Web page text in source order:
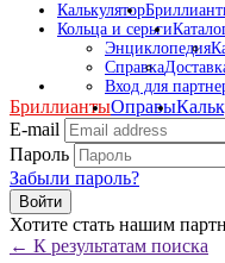
Калькулятор
Кольца и серьги
Энциклопедия
Справка
Вход для
БриллиантыОправы
E-mail
Пароль
Забыли пароль?
Войти
Хотите стать нашим
← К результатам поиска